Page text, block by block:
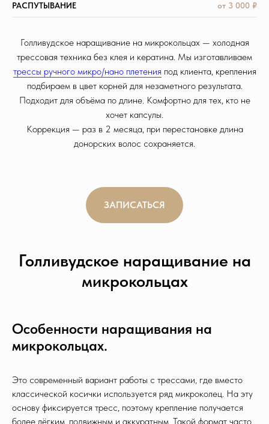
РАСПУТЫВАНИЕ от 3 000 ₽
Голливудское наращивание на микрокольцах — холодная
трессовая техника без клея и кератина. Мы изготавливаем
трессы ручного микро/нано плетения под клиента, крепления
подбираем в цвет корней для незаметного результата.
Подходит для объёма по длине. Комфортно для тех, кто не
хочет капсулы.
Коррекция — раз в 2 месяца, при перестановке длина
донорских волос сохраняется.
ЗАПИСАТЬСЯ
Голливудское наращивание на
микрокольцах
Особенности наращивания на
микрокольцах.
Это современный вариант работы с трессами, где вместо
классической косички используется ряд микроколец. На эту
основу фиксируется тресс, поэтому крепление получается
более лёгким, подвижным и аккуратным. Такой формат часто